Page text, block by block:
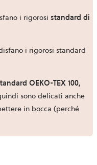
i rigorosi standard di
i rigorosi standard
OEKO-TEX 100,
sono delicati anche
in bocca (perché